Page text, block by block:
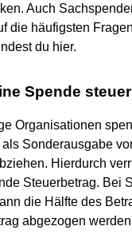
Auch
die häufigsten
du hier.
Spende
Organisationen
Sonderausgabe
Hierdurch
Steuerbetrag. Bei
die Hälfte des
abgezogen